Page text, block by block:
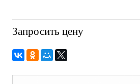
Запросить цену